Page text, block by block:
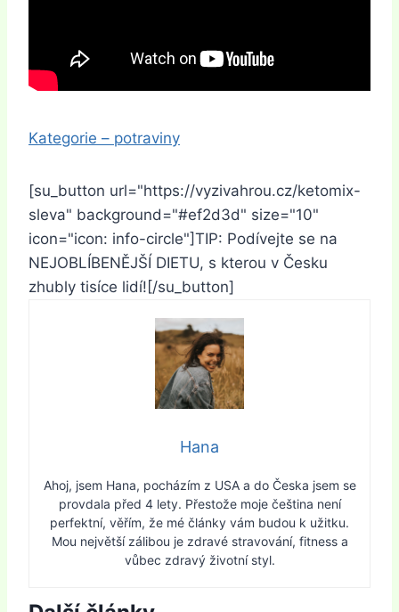
Kategorie – potraviny
[su_button url="https://vyzivahrou.cz/ketomix-
sleva" background="#ef2d3d" size="10"
icon="icon: info-circle"]TIP: Podívejte se na
NEJOBLÍBENĚJŠÍ DIETU, s kterou v Česku
zhubly tisíce lidí![/su_button]
Hana
Ahoj, jsem Hana, pocházím z USA a do Česka jsem se
provdala před 4 lety. Přestože moje čeština není
perfektní, věřím, že mé články vám budou k užitku.
Mou největší zálibou je zdravé stravování, fitness a
vůbec zdravý životní styl.